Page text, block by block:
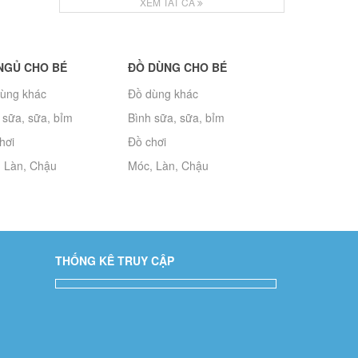
CHO BÉ
khác
sữa, bỉm
Làn, Chậu
ĐỒ DÙNG CHO BÉ
Đồ dùng khác
Bình sữa, sữa, bỉm
Đồ chơi
Móc, Làn, Chậu
THỐNG KÊ TRUY CẬP